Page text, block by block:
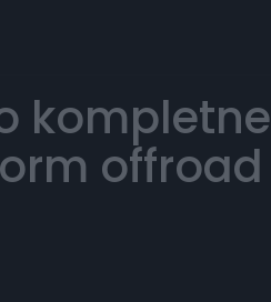
kompletne
offroad